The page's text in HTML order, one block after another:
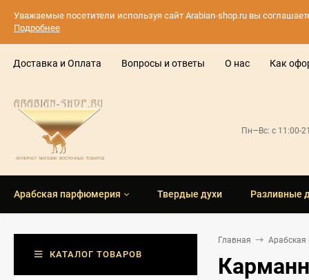
Уважаемые посетители используя сайт Arabian-shop.ru вы
Подробнее
Доставка и Оплата Вопросы и ответы О нас Как
Пн—Вс: с 11:00-
Арабская парфюмерия Твердые духи Разливные
Главная
КАТАЛОГ ТОВАРОВ